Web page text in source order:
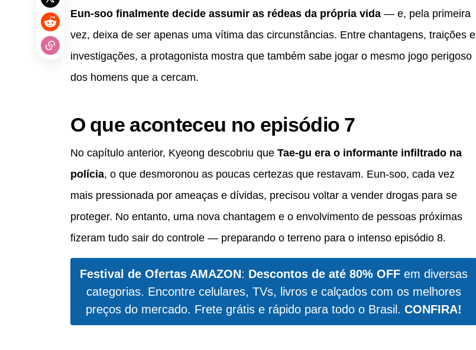
Eun-soo finalmente decide assumir as rédeas da própria vida— e, pela primeira
vez, deixa de ser apenas uma vítima das circunstâncias. Entre chantagens, traições e
investigações, a protagonista mostra que também sabe jogar o mesmo jogo perigoso
dos homens que a cercam.
O que aconteceu no episódio 7
No capítulo anterior, Kyeong descobriu que Tae-gu era o informante infiltrado na
polícia, o que desmoronou as poucas certezas que restavam. Eun-soo, cada vez
mais pressionada por ameaças e dívidas, precisou voltar a vender drogas para se
proteger. No entanto, uma nova chantagem e o envolvimento de pessoas próximas
fizeram tudo sair do controle — preparando o terreno para o intenso episódio 8.
Festival de Ofertas AMAZON: Descontos de até 80% OFFem diversas
categorias. Encontre celulares, TVs, livros e calçados com os melhores
preços do mercado. Frete grátis e rápido para todo o Brasil. CONFIRA!